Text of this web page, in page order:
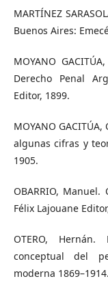
MARTÍNEZ
Buenos Aires:
MOYANO
Derecho Penal
Editor, 1899.
MOYANO
algunas cifras y
1905.
OBARRIO,
Félix Lajouane
OTERO,
conceptual del
moderna